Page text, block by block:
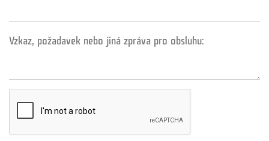
Vzkaz, požadavek nebo jiná zpráva pro obsluhu: